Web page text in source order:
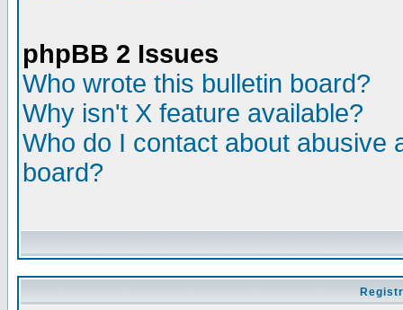
phpBB 2 Issues
Who wrote this bulletin board?
Why isn't X feature available?
Who do I contact about abusive
board?